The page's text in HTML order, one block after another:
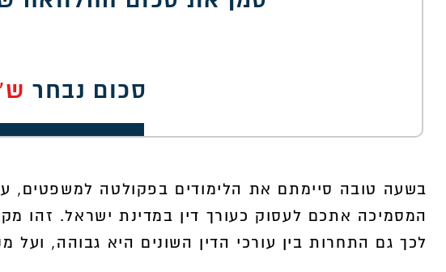
סכום נבחר
30,000
400,000
בשעה טובה סיימתם את הלימודים בפקולטה למשפטים,
המסמיכה אתכם לעסוק כעורך דין במדינת ישראל. זהו
לכך גם התחרות בין עורכי הדין השונים היא גבוהה,